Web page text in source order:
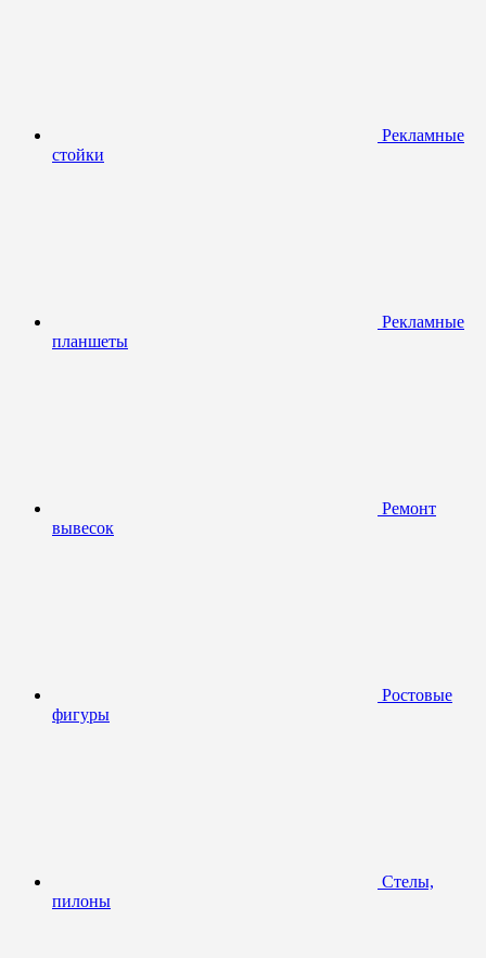
Рекламные
стойки
Рекламные
планшеты
Ремонт
вывесок
Ростовые
фигуры
Стелы,
пилоны